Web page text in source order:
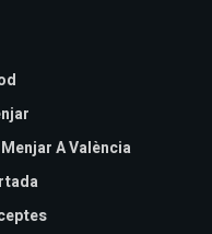
Menjar A València